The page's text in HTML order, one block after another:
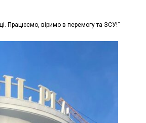
Працюємо, віримо в перемогу та ЗСУ!”